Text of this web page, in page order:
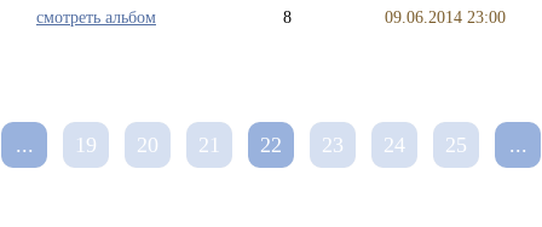
смотреть альбом 8 09.06.2014 23:00
... 19 20 21 22 23 24 25 ...